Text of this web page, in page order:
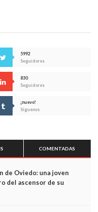
5992
Seguidores
830
Seguidores
¡nuevo!
Síguenos
COMENTADAS
de Oviedo: una joven
del ascensor de su
sus últimos minutos